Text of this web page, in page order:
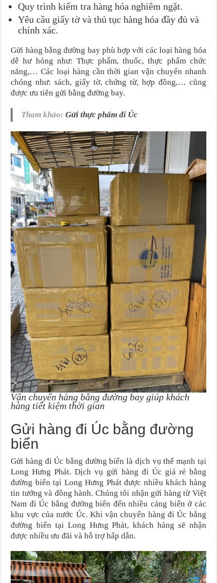
Quy trình kiểm tra hàng hóa nghiêm ngặt.
Yêu cầu giấy tờ và thủ tục hàng hóa đầy đủ và
chính xác.
Gửi hàng bằng đường bay phù hợp với các loại hàng hóa
dễ hư hỏng như: Thực phẩm, thuốc, thực phẩm chức
năng,… Các loại hàng cần thời gian vận chuyển nhanh
chóng như: sách, giấy tờ, chứng từ, hợp đồng,… cũng
được ưu tiên gửi bằng đường bay.
Tham khảo:Gửi thực phẩm đi Úc
Vận chuyển hàng bằng đường bay giúp khách
hàng tiết kiệm thời gian
Gửi hàng đi Úc bằng đường
biển
Gửi hàng đi Úc bằng đường biển là dịch vụ thế mạnh tại
Long Hưng Phát. Dịch vụ gửi hàng đi Úc giá rẻ bằng
đường biển tại Long Hưng Phát được nhiều khách hàng
tin tưởng và đồng hành. Chúng tôi nhận gửi hàng từ Việt
Nam đi Úc bằng đường biển đến nhiều cảng biển ở các
khu vực của nước Úc. Khi vận chuyển hàng đi Úc bằng
đường biển tại Long Hưng Phát, khách hàng sẽ nhận
được nhiều ưu đãi và hỗ trợ hấp dẫn.